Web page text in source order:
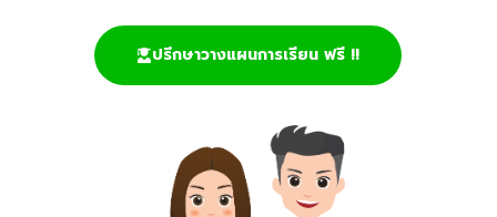
ปรึกษาวางแผนการเรียน ฟรี !!